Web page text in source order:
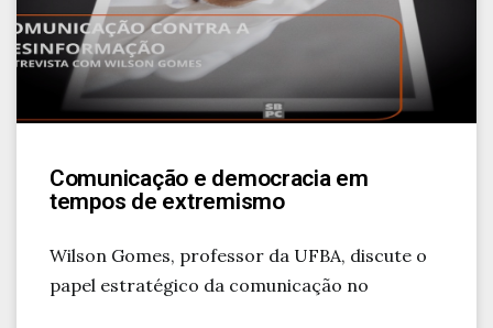
Comunicação e democracia em
tempos de extremismo
Wilson Gomes, professor da UFBA, discute o
papel estratégico da comunicação no